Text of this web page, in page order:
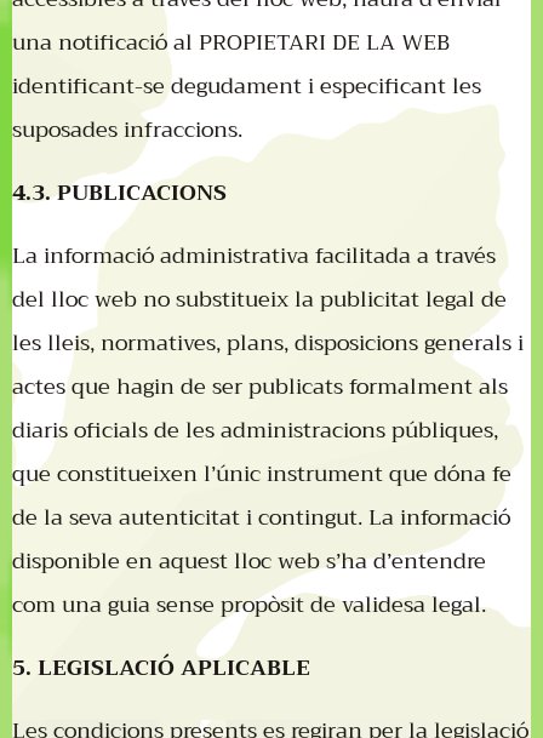
una notificació al PROPIETARI DE LA WEB
identificant-se degudament i especificant les
suposades infraccions.
4.3. PUBLICACIONS
La informació administrativa facilitada a través
del lloc web no substitueix la publicitat legal de
les lleis, normatives, plans, disposicions generals i
actes que hagin de ser publicats formalment als
diaris oficials de les administracions públiques,
que constitueixen l’únic instrument que dóna fe
de la seva autenticitat i contingut. La informació
disponible en aquest lloc web s’ha d’entendre
com una guia sense propòsit de validesa legal.
5. LEGISLACIÓ APLICABLE